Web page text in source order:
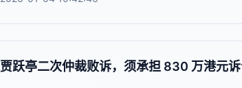
贾跃亭二次仲裁败诉，须承担 830 万港元